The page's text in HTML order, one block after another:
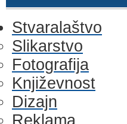
Stvaralaštvo
Slikarstvo
Fotografija
Književnost
Dizajn